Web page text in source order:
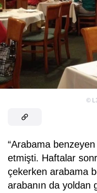
©
“Arabama
etmişti. Haftalar
çekerken arabama
arabanın da yoldan